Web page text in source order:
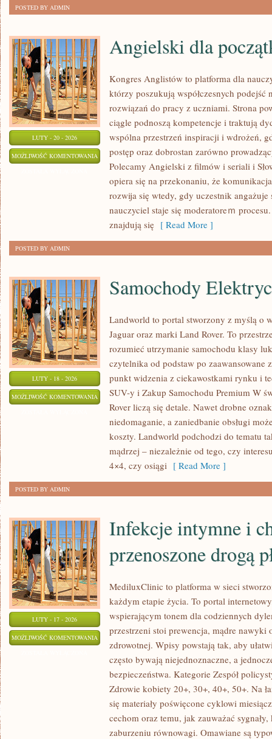
POSTED BY ADMIN
LUTY - 20 - 2026
MOŻLIWOŚĆ KOMENTOWANIA ANGIELSKI
POCZĄTKUJĄCYCH
Angielski dla
Kongres Anglistów to platforma dla
którzy poszukują współczesnych podejść
rozwiązań do pracy z uczniami. Strona
ciągle podnoszą kompetencje i traktują
wspólna przestrzeń inspiracji i wdrożeń,
postęp oraz dobrostan zarówno
Polecamy Angielski z filmów i seriali i
opiera się na przekonaniu, że
rozwija się wtedy, gdy uczestnik angażuje
nauczyciel staje się moderatoreｍ
znajdują się [ Read More ]
POSTED BY ADMIN
LUTY - 18 - 2026
MOŻLIWOŚĆ KOMENTOWANIA SAMOCHODY
ELEKTRYCZNE
PREMIUM
Samochody
Landworld to portal stworzony z myślą o
Jaguar oraz marki Land Rover. To
rozumieć utrzymanie samochodu klasy
czytelnika od podstaw po zaawansowane
punkt widzenia z ciekawostkami rynku i
SUV-y i Zakup Samochodu Premium W
Rover liczą się detale. Nawet drobne
niedomaganie, a zaniedbanie obsługi
koszty. Landworld podchodzi do tematu
mądrzej – niezależnie od tego, czy
4×4, czy osiągi [ Read More ]
POSTED BY ADMIN
LUTY - 17 - 2026
MOŻLIWOŚĆ KOMENTOWANIA INFEKCJE
PŁCIOWĄ
Infekcje intymne i
przenoszone drogą
MediluxClinic to platforma w sieci
każdym etapie życia. To portal
wspierającym tonem dla codziennych
przestrzeni stoi prewencja, mądre nawyki
zdrowotnej. Wpisy powstają tak, aby
często bywają niejednoznaczne, a
bezpieczeństwa. Kategorie Zespół
Zdrowie kobiety 20+, 30+, 40+, 50+. Na
się materiały poświęcone cyklowi
cechom oraz temu, jak zauważać
zaburzeniu równowagi. Omawiane są